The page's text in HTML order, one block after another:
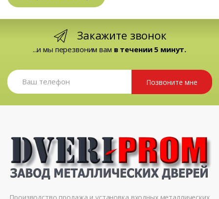
Закажите звонок
...и мы перезвоним вам в течении 5 минут.
Позвоните мне